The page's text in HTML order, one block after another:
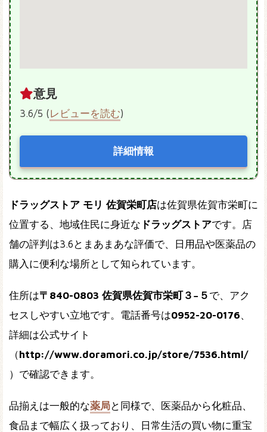
意見
3.6/5 (レビューを読む)
詳細情報
ドラッグストア モリ 佐賀栄町店は佐賀県佐賀市栄町に
位置する、地域住民に身近な ドラッグストアです。店
舗の評判は3.6とまあまあな評価で、日用品や医薬品の
購入に便利な場所として知られています。
住所は〒840-0803 佐賀県佐賀市栄町３−５ で、アク
セスしやすい立地です。電話番号は0952-20-0176、
詳細は公式サイト
（http://www.doramori.co.jp/store/7536.html/
）で確認できます。
品揃えは一般的な薬局と同様で、医薬品から化粧品、
食品まで幅広く扱っており、日常生活の買い物に重宝